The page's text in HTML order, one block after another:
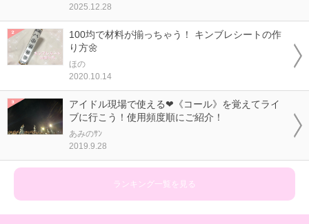
2025.12.28
100均で材料が揃っちゃう！ キンブレシートの作
り方🌼
ほの
2020.10.14
アイドル現場で使える❤《コール》を覚えてライ
ブに行こう！使用頻度順にご紹介！
あみのｻﾝ
2019.9.28
ランキング一覧を見る